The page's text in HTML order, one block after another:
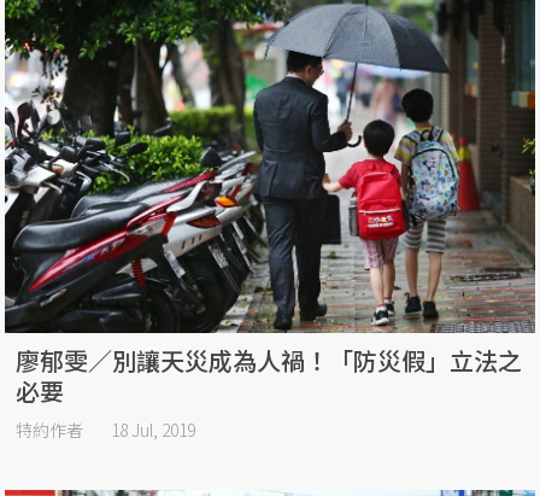
廖郁雯／別讓天災成為人禍！「防災假」立法之
必要
特約作者 18 Jul, 2019